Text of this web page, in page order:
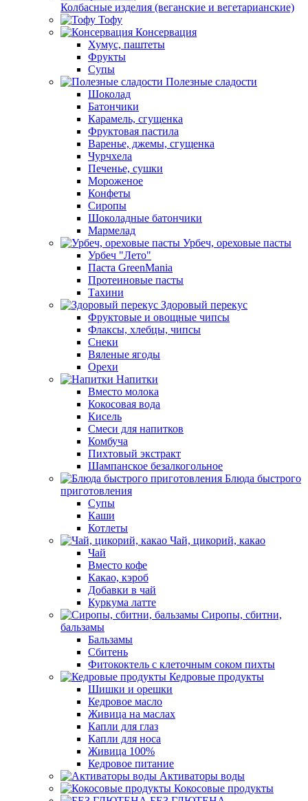
Колбасные изделия (веганские и вегетарианские)
Тофу
Консервация
Хумус, паштеты
Фрукты
Супы
Полезные сладости
Шоколад
Батончики
Карамель, сгущенка
Фруктовая пастила
Варенье, джемы, сгущенка
Чурчхела
Печенье, сушки
Мороженое
Конфеты
Сиропы
Шоколадные батончики
Мармелад
Урбеч, ореховые пасты
Урбеч "Лето"
Паста GreenMania
Протеиновые пасты
Тахини
Здоровый перекус
Фруктовые и овощные чипсы
Флаксы, хлебцы, чипсы
Снеки
Вяленые ягоды
Орехи
Напитки
Вместо молока
Кокосовая вода
Кисель
Смеси для напитков
Комбуча
Пихтовый экстракт
Шампанское безалкогольное
Блюда быстрого
приготовления
Супы
Каши
Котлеты
Чай, цикорий, какао
Чай
Вместо кофе
Какао, кэроб
Добавки в чай
Куркума латте
Сиропы, сбитни,
бальзамы
Бальзамы
Сбитень
Фитококтель с клеточным соком пихты
Кедровые продукты
Шишки и орешки
Кедровое масло
Живица на маслах
Капли для глаз
Капли для носа
Живица 100%
Кедровое питание
Активаторы воды
Кокосовые продукты